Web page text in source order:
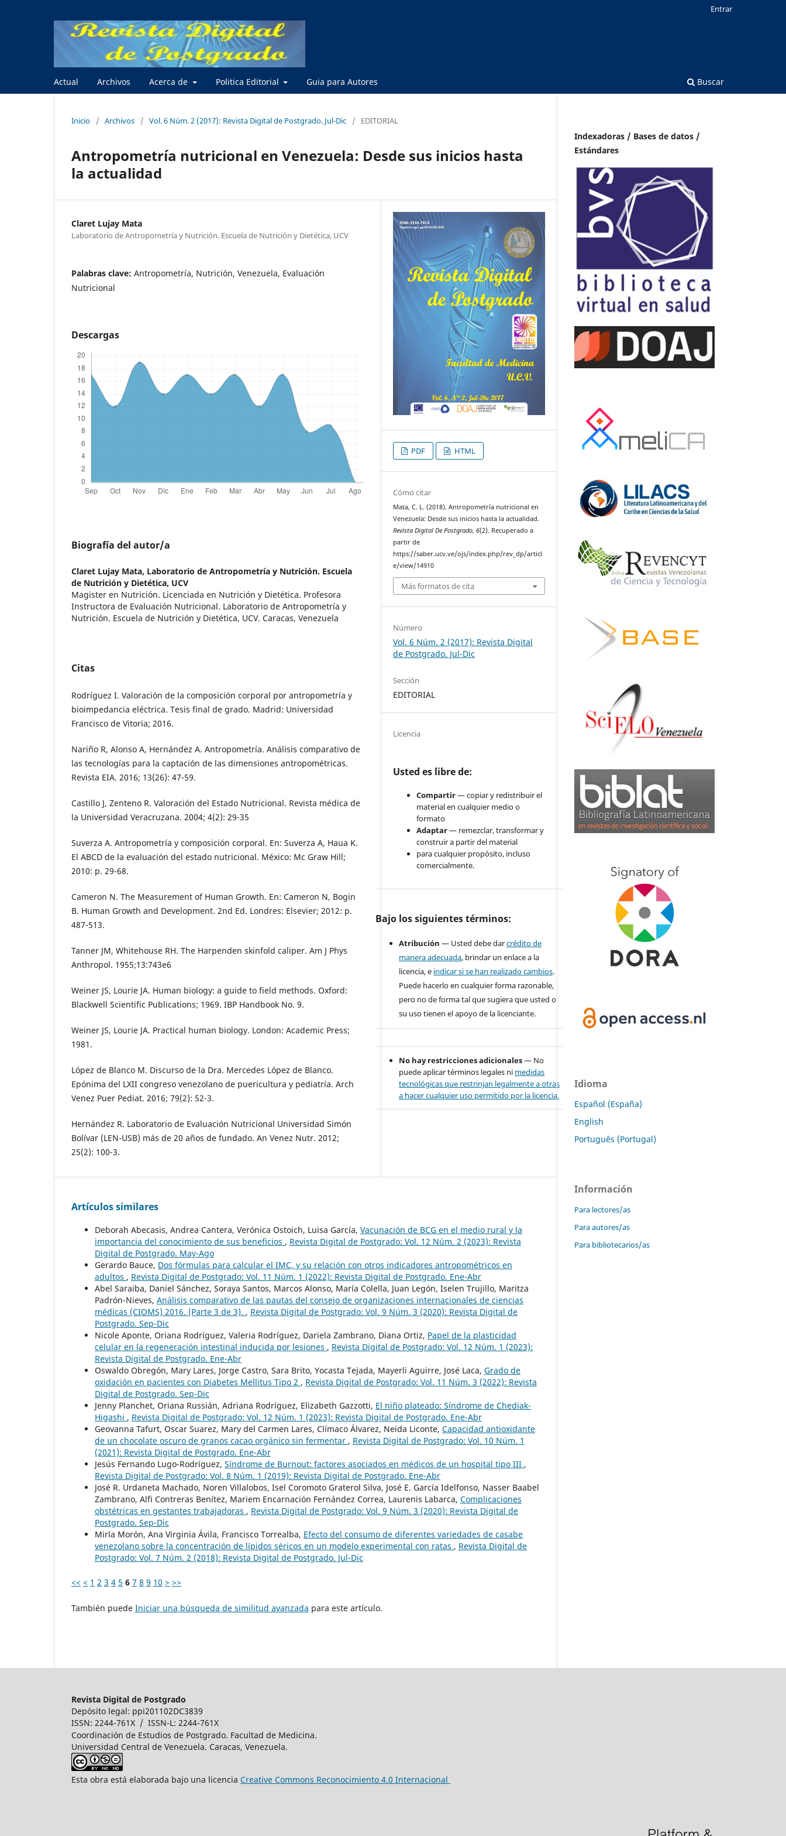
Actual Archivos Acerca de Politica Editorial Guia para Autores Buscar
Entrar
Inicio / Archivos / Vol. 6 Núm. 2 (2017): Revista Digital de Postgrado. Jul-Dic / EDITORIAL
Antropometría nutricional en Venezuela: Desde sus inicios hasta
la actualidad
Claret Lujay Mata
Laboratorio de Antropometría y Nutrición. Escuela de Nutrición y Dietética, UCV
Palabras clave: Antropometría, Nutrición, Venezuela, Evaluación
Nutricional
Descargas
Biografía del autor/a
Claret Lujay Mata, Laboratorio de Antropometría y Nutrición. Escuela
de Nutrición y Dietética, UCV
Magister en Nutrición. Licenciada en Nutrición y Dietética. Profesora
Instructora de Evaluación Nutricional. Laboratorio de Antropometría y
Nutrición. Escuela de Nutrición y Dietética, UCV. Caracas, Venezuela
Citas
Rodríguez I. Valoración de la composición corporal por antropometría y
bioimpedancia eléctrica. Tesis final de grado. Madrid: Universidad
Francisco de Vitoria; 2016.
Nariño R, Alonso A, Hernández A. Antropometría. Análisis comparativo de
las tecnologías para la captación de las dimensiones antropométricas.
Revista EIA. 2016; 13(26): 47-59.
Castillo J, Zenteno R. Valoración del Estado Nutricional. Revista médica de
la Universidad Veracruzana. 2004; 4(2): 29-35
Suverza A. Antropometría y composición corporal. En: Suverza A, Haua K.
El ABCD de la evaluación del estado nutricional. México: Mc Graw Hill;
2010: p. 29-68.
Cameron N. The Measurement of Human Growth. En: Cameron N, Bogin
B. Human Growth and Development. 2nd Ed. Londres: Elsevier; 2012: p.
487-513.
Tanner JM, Whitehouse RH. The Harpenden skinfold caliper. Am J Phys
Anthropol. 1955;13:743e6
Weiner JS, Lourie JA. Human biology: a guide to field methods. Oxford:
Blackwell Scientific Publications; 1969. IBP Handbook No. 9.
Weiner JS, Lourie JA. Practical human biology. London: Academic Press;
1981.
López de Blanco M. Discurso de la Dra. Mercedes López de Blanco.
Epónima del LXII congreso venezolano de puericultura y pediatría. Arch
Venez Puer Pediat. 2016; 79(2): 52-3.
Hernández R. Laboratorio de Evaluación Nutricional Universidad Simón
Bolívar (LEN-USB) más de 20 años de fundado. An Venez Nutr. 2012;
25(2): 100-3.
PDF HTML
Cómo citar
Mata, C. L. (2018). Antropometría nutricional en
Venezuela: Desde sus inicios hasta la actualidad.
Revista Digital De Postgrado,6(2). Recuperado a
partir de
https://saber.ucv.ve/ojs/index.php/rev_dp/articl
e/view/14910
Más formatos de cita
Número
Vol. 6 Núm. 2 (2017): Revista Digital
de Postgrado. Jul-Dic
Sección
EDITORIAL
Licencia
Usted es libre de:
Compartir— copiar y redistribuir el
material en cualquier medio o
formato
Adaptar— remezclar, transformar y
construir a partir del material
para cualquier propósito, incluso
comercialmente.
Bajo los siguientes términos:
Atribución — Usted debe darcrédito de
manera adecuada, brindar un enlace a la
licencia, e indicar si se han realizado cambios.
Puede hacerlo en cualquier forma razonable,
pero no de forma tal que sugiera que usted o
su uso tienen el apoyo de la licenciante.
No hay restricciones adicionales— No
puede aplicar términos legales ni medidas
tecnológicas que restrinjan legalmente a otras
a hacer cualquier uso permitido por la licencia.
Artículos similares
Deborah Abecasis, Andrea Cantera, Verónica Ostoich, Luisa García, Vacunación de BCG en el medio rural y la
importancia del conocimiento de sus beneficios , Revista Digital de Postgrado: Vol. 12 Núm. 2 (2023): Revista
Digital de Postgrado. May-Ago
Gerardo Bauce, Dos fórmulas para calcular el IMC, y su relación con otros indicadores antropométricos en
adultos , Revista Digital de Postgrado: Vol. 11 Núm. 1 (2022): Revista Digital de Postgrado. Ene-Abr
Abel Saraiba, Daniel Sánchez, Soraya Santos, Marcos Alonso, María Colella, Juan Legón, Iselen Trujillo, Maritza
Padrón-Nieves, Análisis comparativo de las pautas del consejo de organizaciones internacionales de ciencias
médicas (CIOMS) 2016. (Parte 3 de 3). , Revista Digital de Postgrado: Vol. 9 Núm. 3 (2020): Revista Digital de
Postgrado. Sep-Dic
Nicole Aponte, Oriana Rodríguez, Valeria Rodríguez, Dariela Zambrano, Diana Ortiz, Papel de la plasticidad
celular en la regeneración intestinal inducida por lesiones , Revista Digital de Postgrado: Vol. 12 Núm. 1 (2023):
Revista Digital de Postgrado. Ene-Abr
Oswaldo Obregón, Mary Lares, Jorge Castro, Sara Brito, Yocasta Tejada, Mayerli Aguirre, José Laca, Grado de
oxidación en pacientes con Diabetes Mellitus Tipo 2 , Revista Digital de Postgrado: Vol. 11 Núm. 3 (2022): Revista
Digital de Postgrado. Sep-Dic
Jenny Planchet, Oriana Russián, Adriana Rodríguez, Elizabeth Gazzotti, El niño plateado: Síndrome de Chediak-
Higashi , Revista Digital de Postgrado: Vol. 12 Núm. 1 (2023): Revista Digital de Postgrado. Ene-Abr
Geovanna Tafurt, Oscar Suarez, Mary del Carmen Lares, Clímaco Álvarez, Neida Liconte, Capacidad antioxidante
de un chocolate oscuro de granos cacao orgánico sin fermentar , Revista Digital de Postgrado: Vol. 10 Núm. 1
(2021): Revista Digital de Postgrado. Ene-Abr
Jesús Fernando Lugo-Rodríguez, Síndrome de Burnout: factores asociados en médicos de un hospital tipo III ,
Revista Digital de Postgrado: Vol. 8 Núm. 1 (2019): Revista Digital de Postgrado. Ene-Abr
José R. Urdaneta Machado, Noren Villalobos, Isel Coromoto Graterol Silva, José E. García Idelfonso, Nasser Baabel
Zambrano, Alfi Contreras Benítez, Mariem Encarnación Fernández Correa, Laurenis Labarca, Complicaciones
obstétricas en gestantes trabajadoras , Revista Digital de Postgrado: Vol. 9 Núm. 3 (2020): Revista Digital de
Postgrado. Sep-Dic
Mirla Morón, Ana Virginia Ávila, Francisco Torrealba, Efecto del consumo de diferentes variedades de casabe
venezolano sobre la concentración de lípidos séricos en un modelo experimental con ratas , Revista Digital de
Postgrado: Vol. 7 Núm. 2 (2018): Revista Digital de Postgrado. Jul-Dic
<< < 1 2 3 4 5 6 7 8 9 10 > >>
También puede Iniciar una búsqueda de similitud avanzada para este artículo.
Indexadoras / Bases de datos /
Estándares
Idioma
Español (España)
English
Português (Portugal)
Información
Para lectores/as
Para autores/as
Para bibliotecarios/as
Revista Digital de Postgrado
Depósito legal: ppi201102DC3839
ISSN: 2244-761X / ISSN-L: 2244-761X
Coordinación de Estudios de Postgrado. Facultad de Medicina.
Universidad Central de Venezuela. Caracas, Venezuela.
Esta obra está elaborada bajo una licencia Creative Commons Reconocimiento 4.0 Internacional